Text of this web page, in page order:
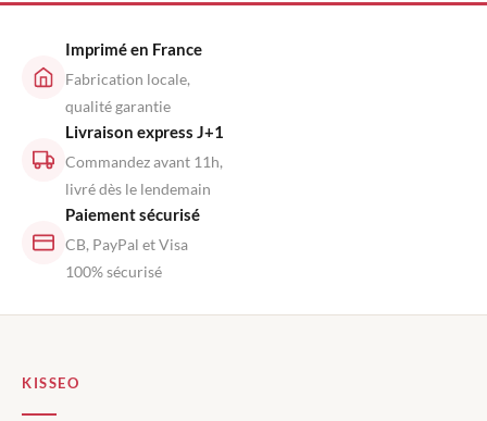
Imprimé en France
Fabrication locale,
qualité garantie
Livraison express J+1
Commandez avant 11h,
livré dès le lendemain
Paiement sécurisé
CB, PayPal et Visa
100% sécurisé
KISSEO